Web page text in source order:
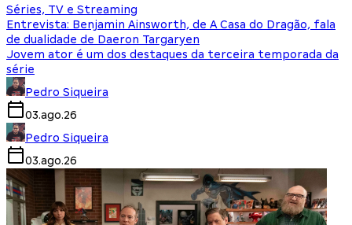
Séries, TV e Streaming
Entrevista: Benjamin Ainsworth, de A Casa do Dragão, fala
de dualidade de Daeron Targaryen
Jovem ator é um dos destaques da terceira temporada da
série
Pedro Siqueira
03.ago.26
Pedro Siqueira
03.ago.26